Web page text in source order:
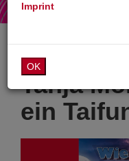
Tanja
ein
Imprint
OK